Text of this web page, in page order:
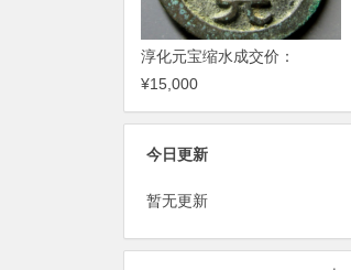
淳化元宝缩水成交价：
¥15,000
今日更新
暂无更新